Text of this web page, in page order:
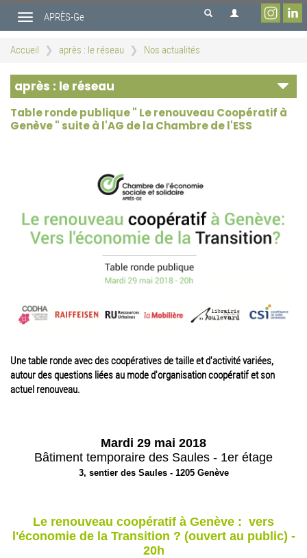
contenu
Toggle
navigation
APRÈS-Ge
Accueil après : le réseau Nos actualités
après : le réseau
Table ronde publique " Le renouveau Coopératif à
Genève " suite à l'AG de la Chambre de l'ESS
Une table ronde avec des coopératives de taille et d'activité variées,
autour des questions liées au mode d'organisation coopératif et son
actuel renouveau.
Mardi 29 mai 2018
Bâtiment temporaire des Saules - 1er étage
3, sentier des Saules - 1205 Genève
Le renouveau coopératif à Genève : vers
l'économie de la Transition ? (ouvert au public) -
20h